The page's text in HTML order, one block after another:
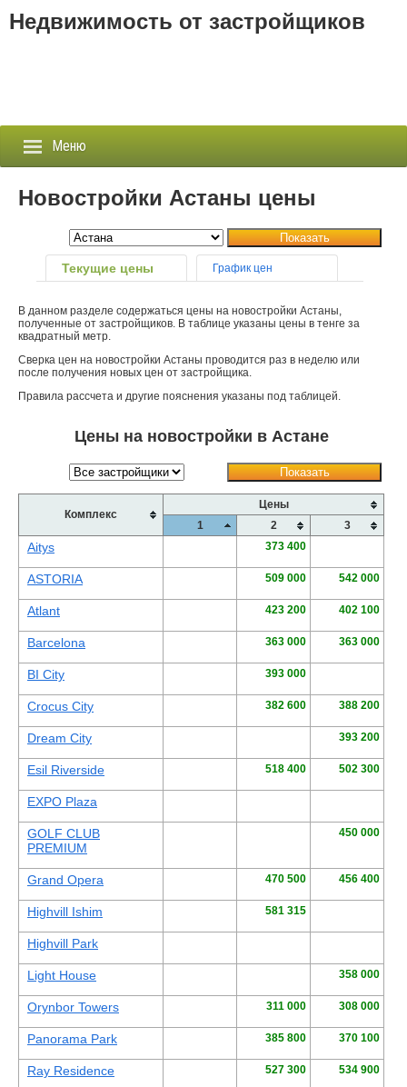
Недвижимость от застройщиков
Меню
Застройщики
Новостройки
Новости
События
Агентства
Объявления
Новостройки Астаны цены
Показать
Текущие цены График цен
В данном разделе содержаться цены на новостройки Астаны,
полученные от застройщиков. В таблице указаны цены в тенге за
квадратный метр.
Сверка цен на новостройки Астаны проводится раз в неделю или
после получения новых цен от застройщика.
Правила рассчета и другие пояснения указаны под таблицей.
Цены на новостройки в Астане
Показать
Комплекс
Цены
1
2 3
Aitys 373 400
ASTORIA 509 000 542 000
Atlant 423 200 402 100
Barcelona 363 000 363 000
BI City 393 000
Crocus City 382 600 388 200
Dream City 393 200
Esil Riverside 518 400 502 300
EXPO Plaza
GOLF CLUB
PREMIUM
450 000
Grand Opera 470 500 456 400
Highvill Ishim 581 315
Highvill Park
Light House 358 000
Orynbor Towers 311 000 308 000
Panorama Park 385 800 370 100
Ray Residenсe 527 300 534 900